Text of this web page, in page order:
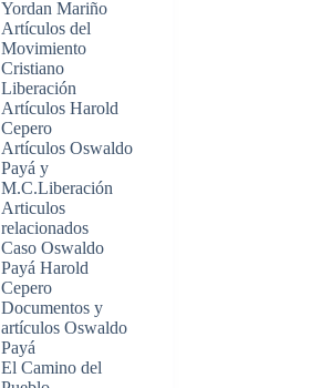
Yordan Mariño
Artículos del
Movimiento
Cristiano
Liberación
Artículos Harold
Cepero
Artículos Oswaldo
Payá y
M.C.Liberación
Articulos
relacionados
Caso Oswaldo
Payá Harold
Cepero
Documentos y
artículos Oswaldo
Payá
El Camino del